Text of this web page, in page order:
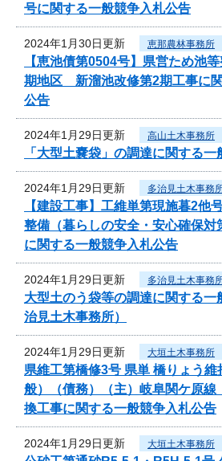
号に関する一般競争入札公告
2024年1月30日更新 恵那農林事務所
【恵池債第0504号】県営ため池
期地区 新溜池改修第2期工事に
公告
2024年1月29日更新 高山土木事務所
「大型土嚢袋」の調達に関する
2024年1月29日更新 多治見土木事務
【建設工事】工維単第現施暮2
整備（暮らしの安全・安心確保対
に関する一般競争入札公告
2024年1月29日更新 多治見土木事務
大型土のう袋等の調達に関する一
治見土木事務所）
2024年1月29日更新 大垣土木事務所
県維工第橋修3号 県単 橋りょう
般）（債務）（主）岐阜関ケ原
換工事に関する一般競争入札公告
2024年1月29日更新 大垣土木事務所